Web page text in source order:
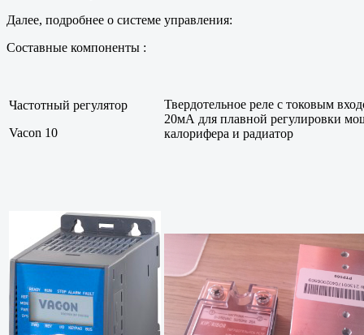
Далее, подробнее о системе управления:
Составные компоненты :
Частотный регулятор
Vacon 10
Твердотельное реле с токовым
20мА для плавной регулировки
калорифера и радиатор